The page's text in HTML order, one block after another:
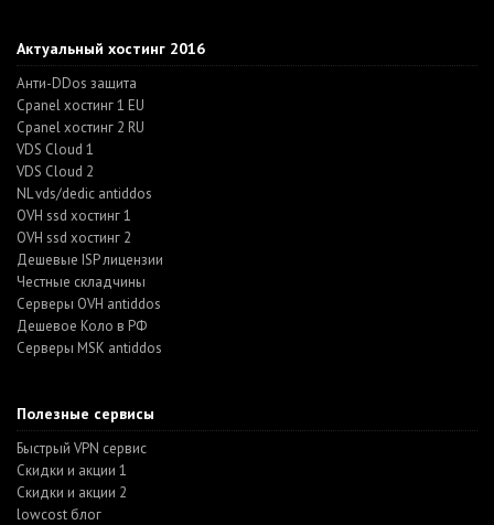
Актуальный хостинг 2016
Анти-DDos защита
Cpanel хостинг 1 EU
Cpanel хостинг 2 RU
VDS Cloud 1
VDS Cloud 2
NL vds/dedic antiddos
OVH ssd хостинг 1
OVH ssd хостинг 2
Дешевые ISP лицензии
Честные складчины
Серверы OVH antiddos
Дешевое Коло в РФ
Серверы MSK antiddos
Полезные сервисы
Быстрый VPN сервис
Скидки и акции 1
Скидки и акции 2
lowcost блог